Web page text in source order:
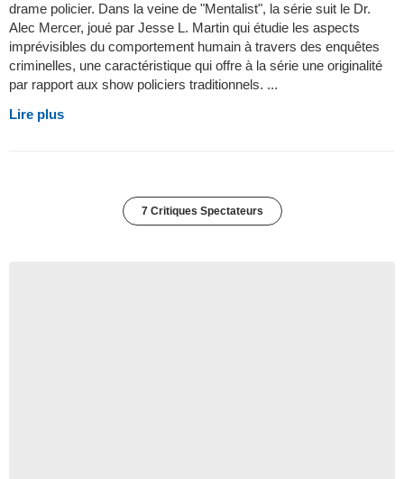
drame policier. Dans la veine de "Mentalist", la série suit le Dr.
Alec Mercer, joué par Jesse L. Martin qui étudie les aspects
imprévisibles du comportement humain à travers des enquêtes
criminelles, une caractéristique qui offre à la série une originalité
par rapport aux show policiers traditionnels. ...
Lire plus
7 Critiques Spectateurs